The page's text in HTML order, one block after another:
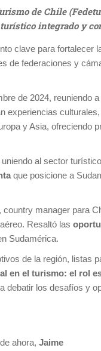
de Chile
integrado y
clave para fortalecer
de federaciones y
de 2024, reuniendo
experiencias
y Asia, ofreciendo
uniendo al sector
que posicione a
country manager para
Resaltó las
Sudamérica.
de la región, listas
en el turismo: el rol
los desafíos y
ahora, Jaime